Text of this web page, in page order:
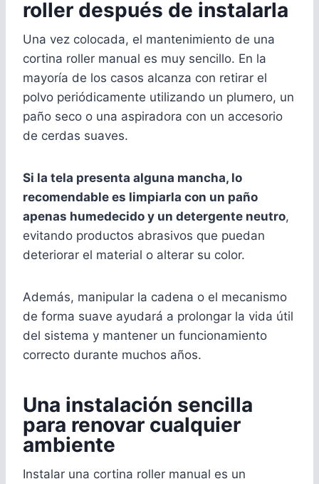
roller después de instalarla
Una vez colocada, el mantenimiento de una
cortina roller manual es muy sencillo. En la
mayoría de los casos alcanza con retirar el
polvo periódicamente utilizando un plumero, un
paño seco o una aspiradora con un accesorio
de cerdas suaves.
Si la tela presenta alguna mancha, lo
recomendable es limpiarla con un paño
apenas humedecido y un detergente neutro,
evitando productos abrasivos que puedan
deteriorar el material o alterar su color.
Además, manipular la cadena o el mecanismo
de forma suave ayudará a prolongar la vida útil
del sistema y mantener un funcionamiento
correcto durante muchos años.
Una instalación sencilla
para renovar cualquier
ambiente
Instalar una cortina roller manual es un